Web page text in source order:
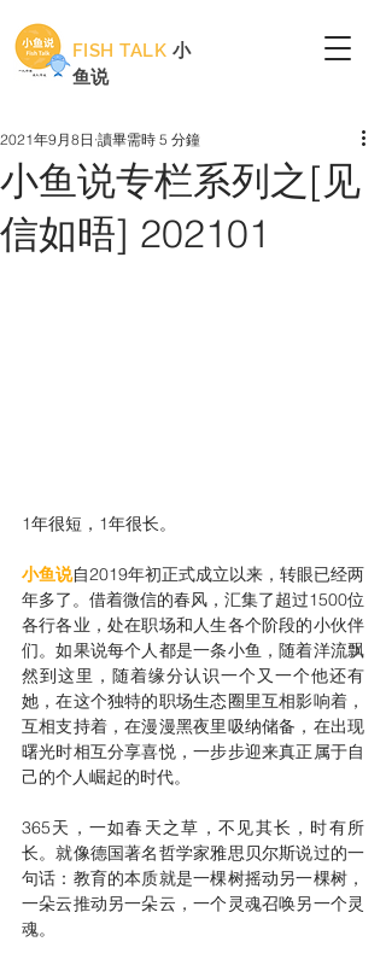
FISH TALK 小
鱼说
小鱼说专栏系列之[见
信如晤] 202101
2021年9月8日 讀畢需時 5 分鐘
1年很短，1年很长。
小鱼说自2019年初正式成立以来，转眼已经两
年多了。借着微信的春风，汇集了超过1500位
各行各业，处在职场和人生各个阶段的小伙伴
们。如果说每个人都是一条小鱼，随着洋流飘
然到这里，随着缘分认识一个又一个他还有
她，在这个独特的职场生态圈里互相影响着，
互相支持着，在漫漫黑夜里吸纳储备，在出现
曙光时相互分享喜悦，一步步迎来真正属于自
己的个人崛起的时代。
365天，一如春天之草，不见其长，时有所
长。就像德国著名哲学家雅思贝尔斯说过的一
句话：教育的本质就是一棵树摇动另一棵树，
一朵云推动另一朵云，一个灵魂召唤另一个灵
魂。